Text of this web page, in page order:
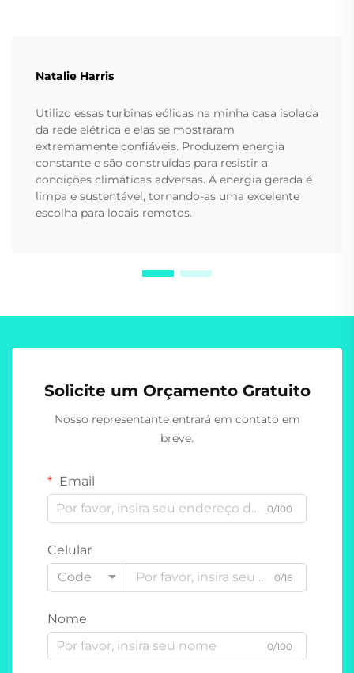
Natalie Harris
Utilizo essas turbinas eólicas na minha casa isolada
da rede elétrica e elas se mostraram
extremamente confiáveis. Produzem energia
constante e são construídas para resistir a
condições climáticas adversas. A energia gerada é
limpa e sustentável, tornando-as uma excelente
escolha para locais remotos.
Solicite um Orçamento Gratuito
Nosso representante entrará em contato em
breve.
Email
0/100
Celular
Code
0/16
Nome
0/100